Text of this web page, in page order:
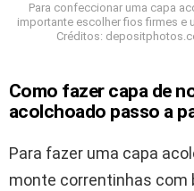
Para confeccionar uma capa
importante escolher fios firmes e
Créditos:
Como fazer capa de
acolchoado passo a
Para fazer uma capa
monte correntinhas com